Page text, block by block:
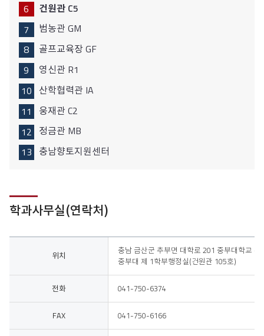
건원관 C5
범농관 GM
골프교육장 GF
영신관 R1
산학협력관 IA
웅재관 C2
정금관 MB
충남향토지원센터
학과사무실(연락처)
위치
충남 금산군 추부면 대학로 201 중부대학교
중부대 제 1학부행정실(건원관 105호)
전화 041-750-6374
FAX 041-750-6166